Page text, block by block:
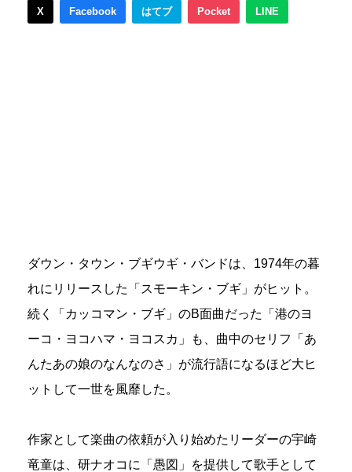
X Facebook はてブ Pocket LINE
ダウン・タウン・ブギウギ・バンドは、1974年の暮
れにリリースした「スモーキン・ブギ」がヒット。
続く「カッコマン・ブギ」のB面曲だった「港のヨ
ーコ・ヨコハマ・ヨコスカ」も、曲中のセリフ「あ
んたあの娘のなんなのさ」が流行語になるほど大ヒ
ットして一世を風靡した。
作家として楽曲の依頼が入り始めたリーダーの宇崎
竜童は、研ナオコに「愚図」を提供して歌手として